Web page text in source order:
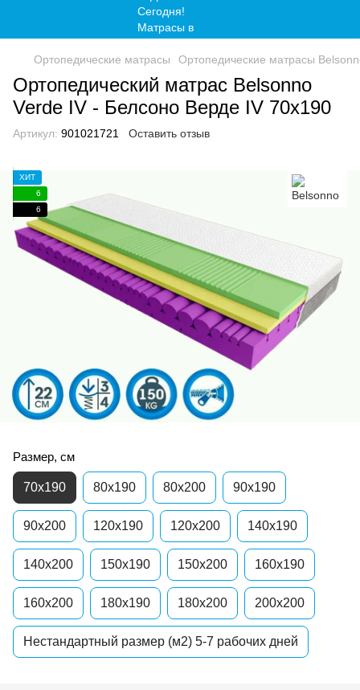
Ортопедические матрасы Ортопедические матрасы
Ортопедический матрас Belsonno
Verde IV - Белсоно Верде IV 70x190
Артикул: 901021721 Оставить отзыв
ХИТ
6
6
Размер, см
70x190 80x190 80x200 90x190
90x200 120x190 120x200 140x190
140x200 150x190 150x200 160x190
160x200 180x190 180x200 200x200
Нестандартный размер (м2) 5-7 рабочих дней